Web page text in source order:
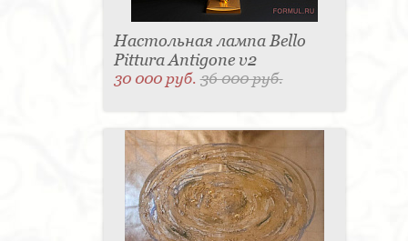
Настольная лампа Bello
Pittura Antigone v2
30 000 руб.36 000 руб.